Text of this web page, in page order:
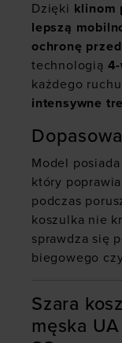
Dzięki klinom
lepszą
ochronę
technologią
każdego
intensywne
Model
który
podczas
koszulka nie
sprawdza się
biegowego
Szara
męska